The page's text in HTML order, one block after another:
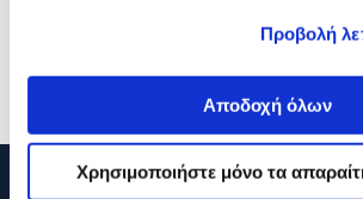
Προβολή
Αποδοχή όλων
Χρησιμοποιήστε μόνο τα
Προσθήκη